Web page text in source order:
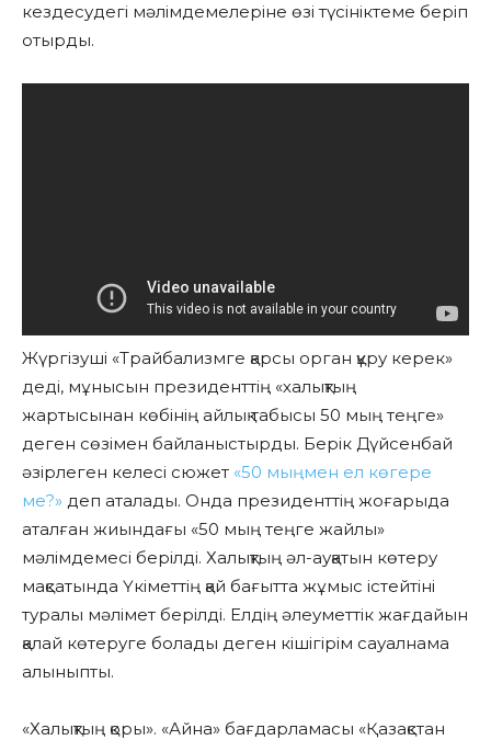
кездесудегі мәлімдемелеріне өзі түсініктеме беріп
отырды.
Жүргізуші «Трайбализмге қарсы орган құру керек»
деді, мұнысын президенттің «халықтың
жартысынан көбінің айлық табысы 50 мың теңге»
деген сөзімен байланыстырды. Берік Дүйсенбай
әзірлеген келесі сюжет «50 мыңмен ел көгере
ме?» деп аталады. Онда президенттің жоғарыда
аталған жиындағы «50 мың теңге жайлы»
мәлімдемесі берілді. Халықтың әл-ауқатын көтеру
мақсатында Үкіметтің қай бағытта жұмыс істейтіні
туралы мәлімет берілді. Елдің әлеуметтік жағдайын
қалай көтеруге болады деген кішігірім сауалнама
алыныпты.
«Халықтың қоры». «Айна» бағдарламасы «Қазақстан